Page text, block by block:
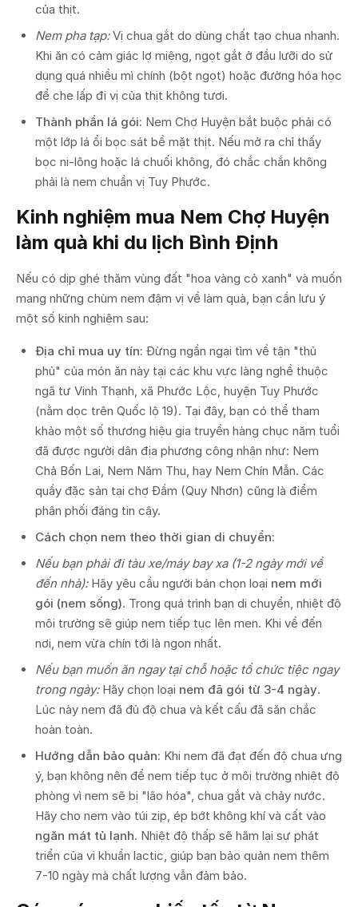
của thịt.
Nem pha tạp:Vị chua gắt do dùng chất tạo chua nhanh.
Khi ăn có cảm giác lợ miệng, ngọt gắt ở đầu lưỡi do sử
dụng quá nhiều mì chính (bột ngọt) hoặc đường hóa học
để che lấp đi vị của thịt không tươi.
Thành phần lá gói: Nem Chợ Huyện bắt buộc phải có
một lớp lá ổi bọc sát bề mặt thịt. Nếu mở ra chỉ thấy
bọc ni-lông hoặc lá chuối không, đó chắc chắn không
phải là nem chuẩn vị Tuy Phước.
Kinh nghiệm mua Nem Chợ Huyện
làm quà khi du lịch Bình Định
Nếu có dịp ghé thăm vùng đất "hoa vàng cỏ xanh" và muốn
mang những chùm nem đậm vị về làm quà, bạn cần lưu ý
một số kinh nghiệm sau:
Địa chỉ mua uy tín: Đừng ngần ngại tìm về tận "thủ
phủ" của món ăn này tại các khu vực làng nghề thuộc
ngã tư Vinh Thạnh, xã Phước Lộc, huyện Tuy Phước
(nằm dọc trên Quốc lộ 19). Tại đây, bạn có thể tham
khảo một số thương hiệu gia truyền hàng chục năm tuổi
đã được người dân địa phương công nhận như: Nem
Chả Bốn Lai, Nem Năm Thu, hay Nem Chín Mẫn. Các
quầy đặc sản tại chợ Đầm (Quy Nhơn) cũng là điểm
phân phối đáng tin cậy.
Cách chọn nem theo thời gian di chuyển:
Nếu bạn phải đi tàu xe/máy bay xa (1-2 ngày mới về
đến nhà):Hãy yêu cầu người bán chọn loại nem mới
gói (nem sống). Trong quá trình bạn di chuyển, nhiệt độ
môi trường sẽ giúp nem tiếp tục lên men. Khi về đến
nơi, nem vừa chín tới là ngon nhất.
Nếu bạn muốn ăn ngay tại chỗ hoặc tổ chức tiệc ngay
trong ngày:Hãy chọn loại nem đã gói từ 3-4 ngày.
Lúc này nem đã đủ độ chua và kết cấu đã săn chắc
hoàn toàn.
Hướng dẫn bảo quản: Khi nem đã đạt đến độ chua ưng
ý, bạn không nên để nem tiếp tục ở môi trường nhiệt độ
phòng vì nem sẽ bị "lão hóa", chua gắt và chảy nước.
Hãy cho nem vào túi zip, ép bớt không khí và cất vào
ngăn mát tủ lạnh. Nhiệt độ thấp sẽ hãm lại sự phát
triển của vi khuẩn lactic, giúp bạn bảo quản nem thêm
7-10 ngày mà chất lượng vẫn đảm bảo.